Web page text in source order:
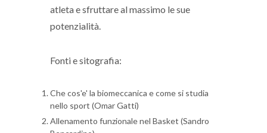
atleta e sfruttare al massimo le sue
potenzialità.
Fonti e sitografia:
Che cos'e' la biomeccanica e come si studia
nello sport (Omar Gatti)
Allenamento funzionale nel Basket (Sandro